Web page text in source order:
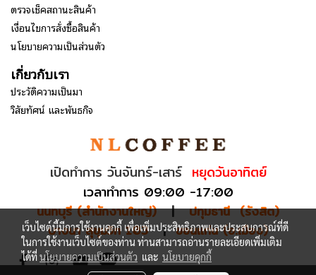
ตรวจเช็คสถานะสินค้า
เงื่อนไขการสั่งซื้อสินค้า
นโยบายความเป็นส่วนตัว
เกี่ยวกับเรา
ประวัติความเป็นมา
วิสัยทัศน์ และพันธกิจ
เปิดทำการ วันจันทร์-เสาร์ หยุดวันอาทิตย์
เวลาทำการ 09:00 -17:00
นนทบุรี (สำนักงานใหญ่)|
ปทุมธานี (รังสิต)
บางนา สุขุมวิท 103| ขอนแก่น (อ.เมือง)
เว็บไซต์นี้มีการใช้งานคุกกี้ เพื่อเพิ่มประสิทธิภาพและประสบการณ์ที่ดี
ในการใช้งานเว็บไซต์ของท่าน ท่านสามารถอ่านรายละเอียดเพิ่มเติม
ได้ที่นโยบายความเป็นส่วนตัว และ นโยบายคุกกี้